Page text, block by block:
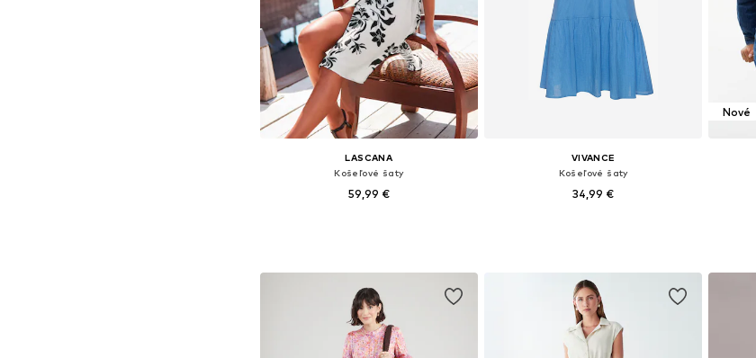
LASCANA
Košeľové šaty
59,99 €
VIVANCE
Košeľové šaty
34,99 €
Nové